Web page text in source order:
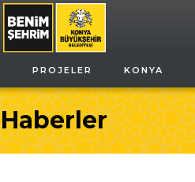
PROJELER KONYA
Haberler